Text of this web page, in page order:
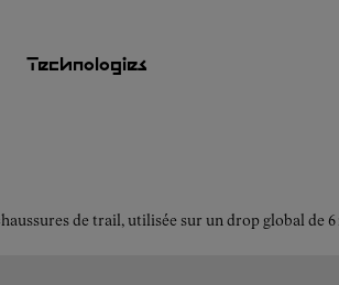
Technologies
de trail, utilisée sur un drop global